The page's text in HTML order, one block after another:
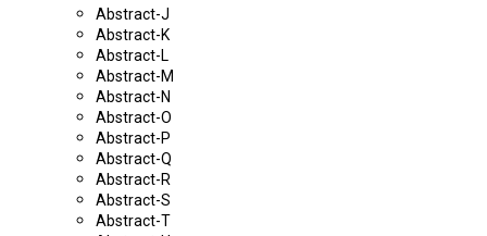
Abstract-J
Abstract-K
Abstract-L
Abstract-M
Abstract-N
Abstract-O
Abstract-P
Abstract-Q
Abstract-R
Abstract-S
Abstract-T